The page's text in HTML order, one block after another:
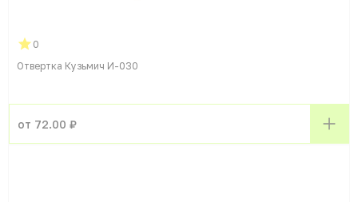
0
Отвертка Кузьмич И-030
от 72.00 ₽